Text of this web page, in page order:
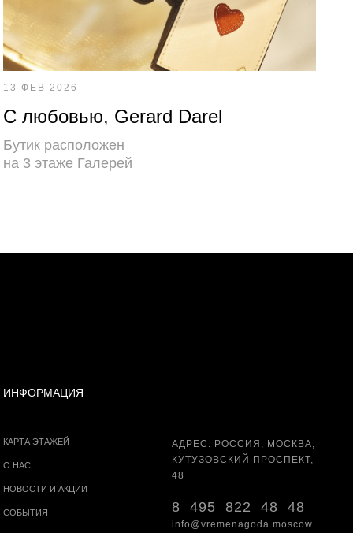
13 ФЕВ 2026
С любовью, Gerard Darel
Бутик расположен
на 3 этаже Галерей
ИНФОРМАЦИЯ
КАРТА ЭТАЖЕЙ
О НАС
НОВОСТИ И АКЦИИ
СОБЫТИЯ
АДРЕС: РОССИЯ, МОСКВА,
КУТУЗОВСКИЙ ПРОСПЕКТ,
48
8 495 822 48 48
info@vremenagoda.moscow